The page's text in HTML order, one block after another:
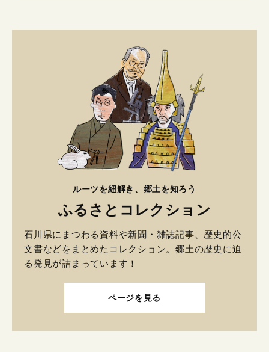
ルーツを紐解き、郷土を知ろう
ふるさとコレクション
石川県にまつわる資料や新聞・雑誌記事、歴史的公
文書などをまとめたコレクション。郷土の歴史に迫
る発見が詰まっています！
ページを見る